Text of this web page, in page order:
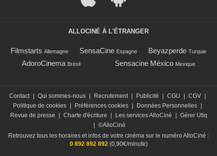
ALLOCINÉ À L'ÉTRANGER
Filmstarts Allemagne SensaCine Espagne Beyazperde Turquie
AdoroCinema Brésil Sensacine México Mexique
Contact Qui sommes-nous Recrutement Publicité CGU CGV
Politique de cookies
Préférences cookies Données Personnelles
Revue de presse
Charte d'écriture Les services AlloCiné
Gérer Utiq
©AlloCiné
Retrouvez tous les horaires et infos de votre cinéma sur le numéro AlloCiné :
0 892 892 892(0,90€/minute)